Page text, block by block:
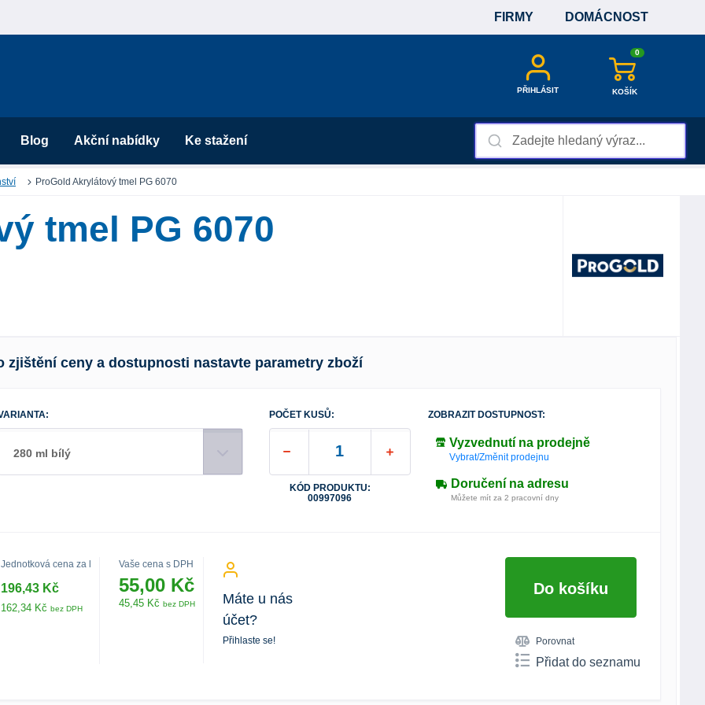
FIRMY DOMÁCNOST
PŘIHLÁSIT
0
KOŠÍK
Blog Akční nabídky Ke stažení
ProGold Akrylátový tmel PG 6070
tmel PG 6070
zjištění ceny a dostupnosti nastavte parametry zboží
280 ml bílý
POČET KUSŮ:
KÓD PRODUKTU:
00997096
ZOBRAZIT DOSTUPNOST:
Vyzvednutí na prodejně
Vybrat/Změnit prodejnu
Doručení na adresu
Můžete mít za 2 pracovní dny
Jednotková cena za l
196,43 Kč
162,34 Kč bez DPH
Vaše cena s DPH
55,00 Kč
45,45 Kč bez DPH
Máte u nás
účet?
Přihlaste se!
Do košíku
Porovnat
Přidat do seznamu